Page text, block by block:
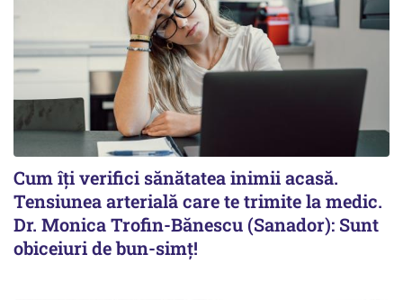
Cum îți verifici sănătatea inimii acasă.
Tensiunea arterială care te trimite la medic.
Dr. Monica Trofin-Bănescu (Sanador): Sunt
obiceiuri de bun-simț!